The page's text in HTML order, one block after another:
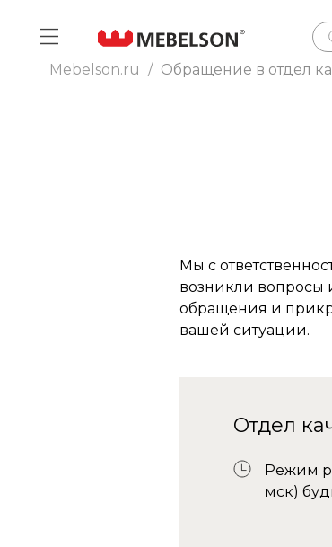
Mebelson.ru / Обращение в отдел
Мы с
возникли вопросы
обращения и
вашей ситуации.
Отдел
Режим
мск)